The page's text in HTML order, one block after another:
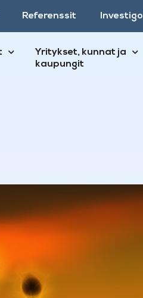
Referenssit Investigo
Yritykset, kunnat ja
kaupungit